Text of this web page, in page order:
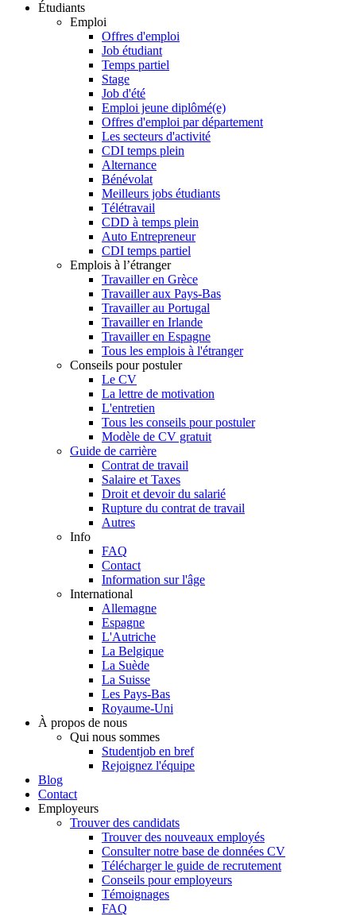
Étudiants
Emploi
Offres d'emploi
Job étudiant
Temps partiel
Stage
Job d'été
Emploi jeune diplômé(e)
Offres d'emploi par département
Les secteurs d'activité
CDI temps plein
Alternance
Bénévolat
Meilleurs jobs étudiants
Télétravail
CDD à temps plein
Auto Entrepreneur
CDI temps partiel
Emplois à l’étranger
Travailler en Grèce
Travailler aux Pays-Bas
Travailler au Portugal
Travailler en Irlande
Travailler en Espagne
Tous les emplois à l'étranger
Conseils pour postuler
Le CV
La lettre de motivation
L'entretien
Tous les conseils pour postuler
Modèle de CV gratuit
Guide de carrière
Contrat de travail
Salaire et Taxes
Droit et devoir du salarié
Rupture du contrat de travail
Autres
Info
FAQ
Contact
Information sur l'âge
International
Allemagne
Espagne
L'Autriche
La Belgique
La Suède
La Suisse
Les Pays-Bas
Royaume-Uni
À propos de nous
Qui nous sommes
Studentjob en bref
Rejoignez l'équipe
Blog
Contact
Employeurs
Trouver des candidats
Trouver des nouveaux employés
Consulter notre base de données CV
Télécharger le guide de recrutement
Conseils pour employeurs
Témoignages
FAQ